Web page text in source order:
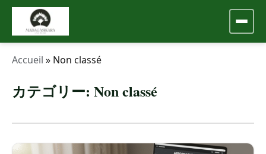
Accueil » Non classé
カテゴリー: Non classé